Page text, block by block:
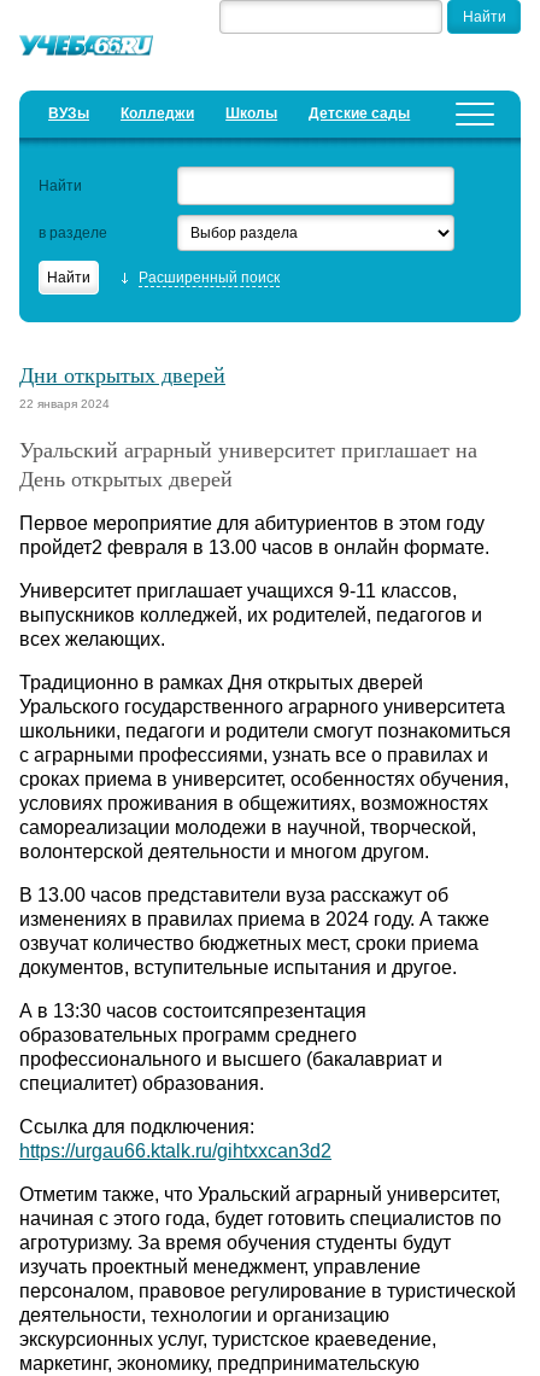
ВУЗы Колледжи Школы Детские сады
Добавить уч. заведение
Дистанционное обучение
Актуальные статьи
Образовательный кредит
Найти
в разделе
Расширенный поиск
Дни открытых дверей
22 января 2024
Уральский аграрный университет приглашает на
День открытых дверей
Первое мероприятие для абитуриентов в этом году
пройдет2 февраля в 13.00 часов в онлайн формате.
Университет приглашает учащихся 9-11 классов,
выпускников колледжей, их родителей, педагогов и
всех желающих.
Традиционно в рамках Дня открытых дверей
Уральского государственного аграрного университета
школьники, педагоги и родители смогут познакомиться
с аграрными профессиями, узнать все о правилах и
сроках приема в университет, особенностях обучения,
условиях проживания в общежитиях, возможностях
самореализации молодежи в научной, творческой,
волонтерской деятельности и многом другом.
В 13.00 часов представители вуза расскажут об
изменениях в правилах приема в 2024 году. А также
озвучат количество бюджетных мест, сроки приема
документов, вступительные испытания и другое.
А в 13:30 часов состоитсяпрезентация
образовательных программ среднего
профессионального и высшего (бакалавриат и
специалитет) образования.
Ссылка для подключения:
https://urgau66.ktalk.ru/gihtxxcan3d2
Отметим также, что Уральский аграрный университет,
начиная с этого года, будет готовить специалистов по
агротуризму. За время обучения студенты будут
изучать проектный менеджмент, управление
персоналом, правовое регулирование в туристической
деятельности, технологии и организацию
экскурсионных услуг, туристское краеведение,
маркетинг, экономику, предпринимательскую